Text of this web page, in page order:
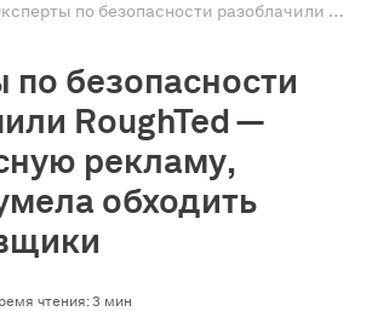
Эксперты по безопасности разоблачили RoughTed — вредоносную рекламу, которая умела обходить блокировщики
по безопасности
RoughTed —
рекламу,
обходить
чтения: 3 мин